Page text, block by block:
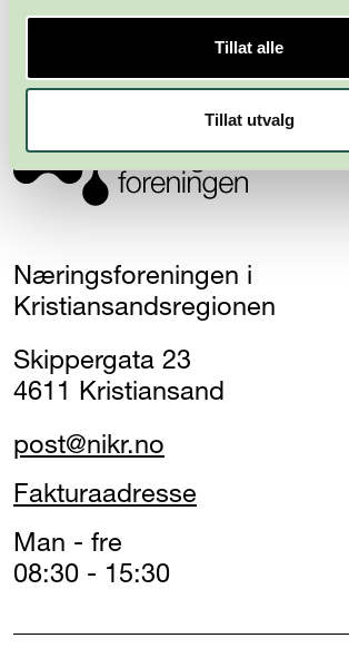
Tillat alle
Tillat utvalg
Næringsforeningen i
Kristiansandsregionen
Skippergata 23
4611 Kristiansand
post@nikr.no
Fakturaadresse
Man - fre
08:30 - 15:30